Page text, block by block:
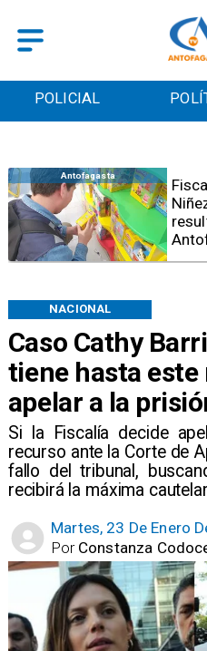
POLICIAL
Caso Cathy
tiene hasta
apelar a la
​Si la Fiscalía decide
recurso ante la Corte de
fallo del tribunal,
recibirá la máxima
NACIONAL
Martes, 23 De Enero
Constanza
Por
Antofagasta